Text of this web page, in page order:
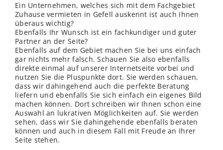
Ein Unternehmen, welches sich mit dem Fachgebiet
Zuhause vermieten in Gefell auskennt ist auch Ihnen
überaus wichtig?
Ebenfalls Ihr Wunsch ist ein fachkundiger und guter
Partner an der Seite?
Ebenfalls auf dem Gebiet machen Sie bei uns einfach
gar nichts mehr falsch. Schauen Sie also ebenfalls
direkte einmal auf unserer Internetseite vorbei und
nutzen Sie die Pluspunkte dort. Sie werden schauen,
dass wir dahingehend auch die perfekte Beratung
liefern und ebenfalls Sie sich einfach ein eigenes Bild
machen können. Dort schreiben wir Ihnen schon eine
Auswahl an lukrativen Möglichkeiten auf. Sie werden
sehen, dass wir Sie dahingehende ebenfalls beraten
können und auch in diesem Fall mit Freude an Ihrer
Seite stehen.